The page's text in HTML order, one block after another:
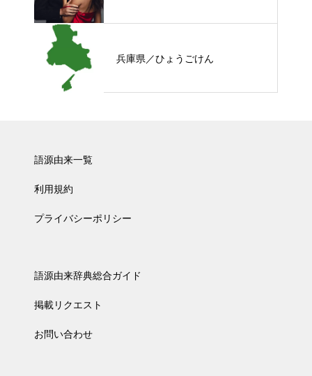
兵庫県／ひょうごけん
語源由来一覧
利用規約
プライバシーポリシー
語源由来辞典総合ガイド
掲載リクエスト
お問い合わせ